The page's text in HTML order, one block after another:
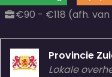
€90 - €118 (afh.
Provincie
Lokale